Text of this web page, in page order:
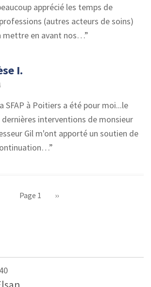
apprécié les temps de
(autres acteurs de soins)
mettre en avant nos…
I.
SFAP à Poitiers a été pour moi...le
interventions de monsieur
Gil m'ont apporté un soutien de
Page 1
Page
››